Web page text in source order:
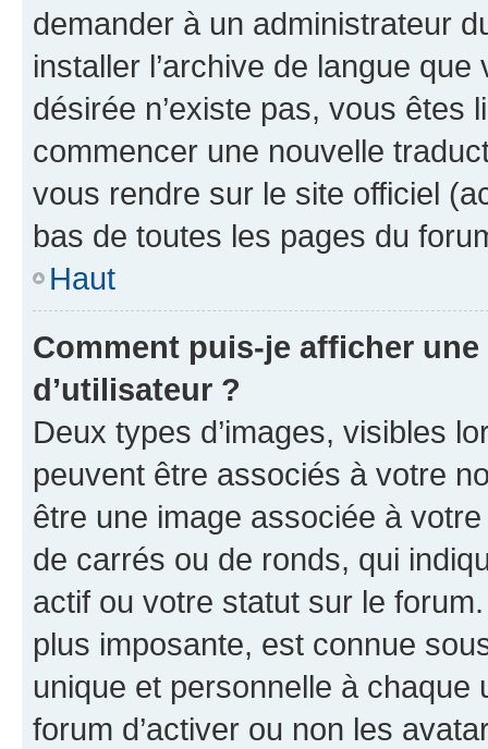
demander à un administrateur
installer l’archive de langue
désirée n’existe pas, vous êtes
commencer une nouvelle
vous rendre sur le site officiel
bas de toutes les pages du
Haut
Comment puis-je afficher
d’utilisateur ?
Deux types d’images, visibles
peuvent être associés à votre
être une image associée à
de carrés ou de ronds, qui
actif ou votre statut sur le
plus imposante, est connue
unique et personnelle à chaque
forum d’activer ou non les